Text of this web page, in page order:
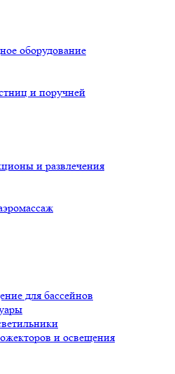
оборудование
и поручней
и развлечения
для бассейнов
и освещения